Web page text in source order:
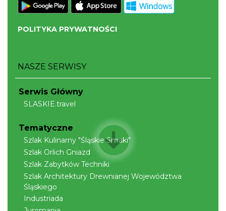
POLITYKA PRYWATNOŚCI
NASZE SERWISY
Serwis Główny
SLASKIE.travel
Tematyczne
Szlak Kulinarny "Śląskie Smaki"
Szlak Orlich Gniazd
Szlak Zabytków Techniki
Szlak Architektury Drewnianej Województwa
Śląskiego
Industriada